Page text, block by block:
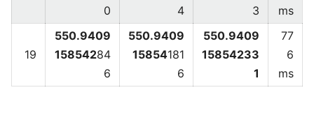
0
4
3
ms
19
550.9409
15854284
6
550.9409
15854181
6
550.9409
15854233
1
77
6
ms